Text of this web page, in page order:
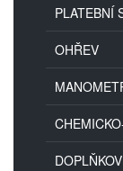
PLATEBNÍ
OHŘEV